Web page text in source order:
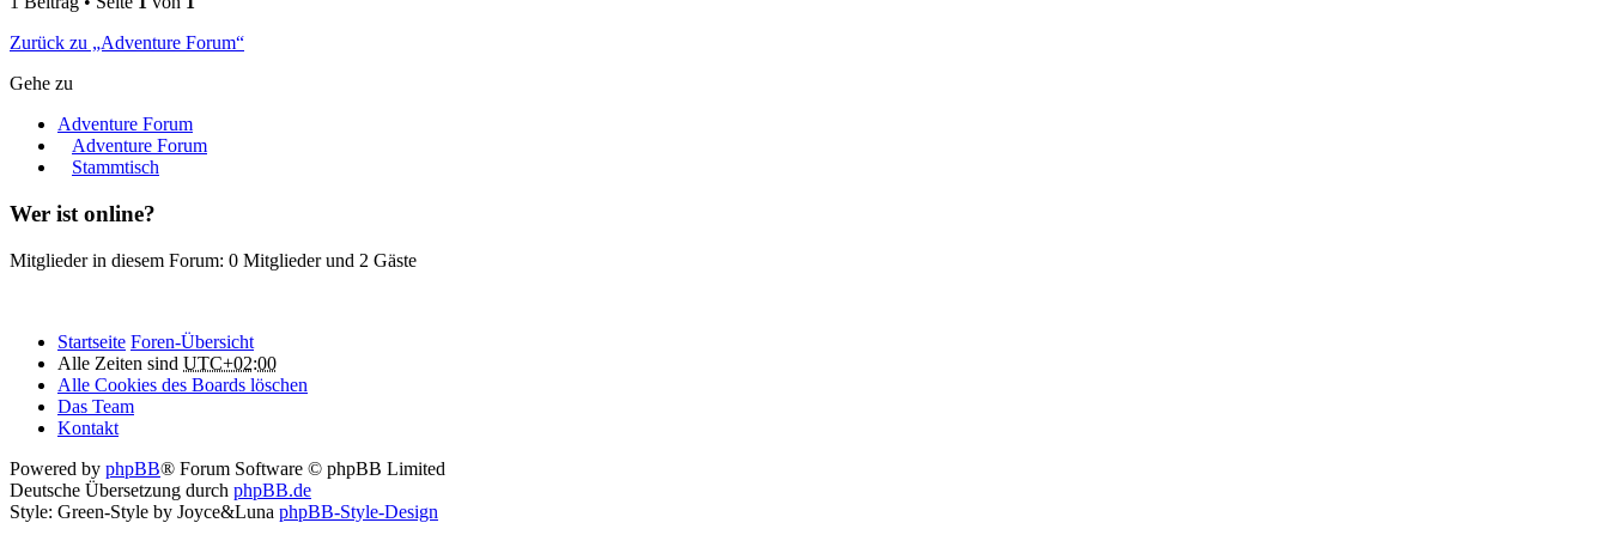
Zurück zu „Adventure Forum“
Gehe zu
Adventure Forum
Adventure Forum
Stammtisch
Wer ist online?
Mitglieder in diesem Forum: 0 Mitglieder und 2 Gäste
Startseite Foren-Übersicht
Alle Zeiten sind UTC+02:00
Alle Cookies des Boards löschen
Das Team
Kontakt
Powered by phpBB® Forum Software © phpBB Limited
Deutsche Übersetzung durch phpBB.de
Style: Green-Style by Joyce&Luna phpBB-Style-Design